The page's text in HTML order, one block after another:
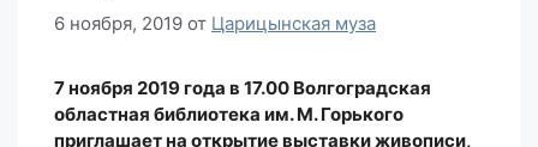
6 ноября, 2019 от Царицынская муза
7 ноября 2019 года в 17.00 Волгоградская
областная библиотека им. М. Горького
приглашает на открытие выставки живописи,